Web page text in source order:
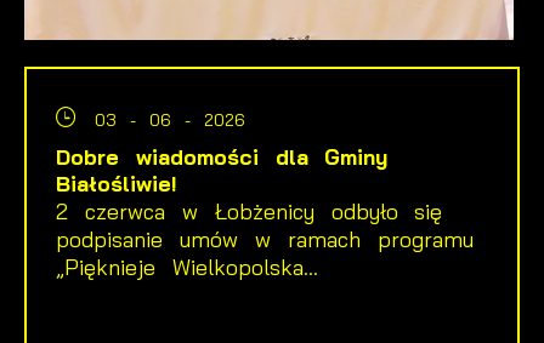
03 - 06 - 2026
Dobre wiadomości dla Gminy
Białośliwie!
2 czerwca w Łobżenicy odbyło się
podpisanie umów w ramach programu
„Pięknieje Wielkopolska...